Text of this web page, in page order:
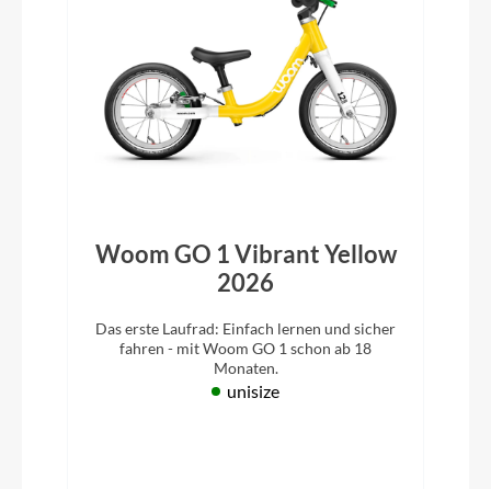
Woom GO 1 Vibrant Yellow
2026
Das erste Laufrad: Einfach lernen und sicher
fahren - mit Woom GO 1 schon ab 18
Monaten.
unisize